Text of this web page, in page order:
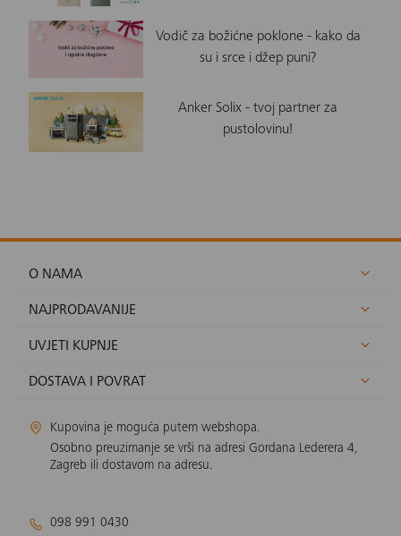
Vodič za božićne poklone - kako da
su i srce i džep puni?
Anker Solix - tvoj partner za
pustolovinu!
O NAMA
NAJPRODAVANIJE
UVJETI KUPNJE
DOSTAVA I POVRAT
Kupovina je moguća putem webshopa.
Osobno preuzimanje se vrši na adresi Gordana Lederera 4,
Zagreb ili dostavom na adresu.
098 991 0430